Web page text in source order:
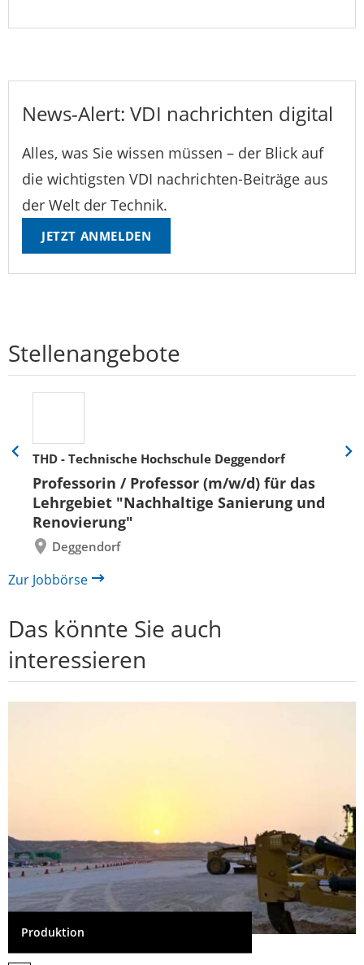
News-Alert: VDI nachrichten digital
Alles, was Sie wissen müssen – der Blick auf
die wichtigsten VDI nachrichten-Beiträge aus
der Welt der Technik.
JETZT ANMELDEN
Stellenangebote
THD - Technische Hochschule Deggendorf
Professorin / Professor (m/w/d) für das
Lehrgebiet "Nachhaltige Sanierung und
Renovierung"
Deggendorf
Eine
zurück
Eine
Zur Jobbörse
Das könnte Sie auch
interessieren
Produktion